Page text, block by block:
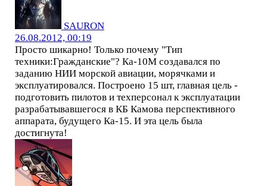
SAURON
26.08.2012, 00:19
Просто шикарно! Только почему "Тип
техники:Гражданские"? Ка-10М создавался по
заданию НИИ морской авиации, морячками и
эксплуатировался. Построено 15 шт, главная цель -
подготовить пилотов и техперсонал к эксплуатации
разрабатывавшегося в КБ Камова перспективного
аппарата, будущего Ка-15. И эта цель была
достигнута!